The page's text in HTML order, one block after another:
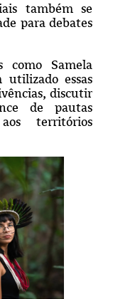
também se
para debates
como Samela
essas
discutir
de pautas
territórios